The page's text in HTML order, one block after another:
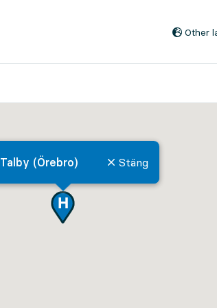
Other
Talby (Örebro) Stäng